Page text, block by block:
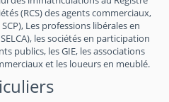
(RCS) des agents commerciaux,
Les professions libérales en
SELCA), les sociétés en participation
publics, les GIE, les associations
et les loueurs en meublé.